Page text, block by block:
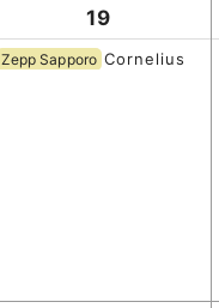
19
Zepp Sapporo Cornelius